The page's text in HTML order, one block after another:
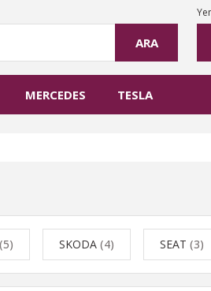
ARA
MERCEDES TESLA
(5) SKODA (4) SEAT (3)